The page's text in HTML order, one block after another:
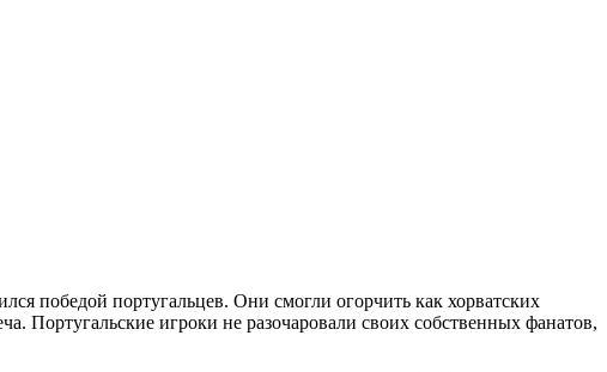
победой португальцев. Они смогли огорчить как хорватских
Португальские игроки не разочаровали своих собственных фанатов,